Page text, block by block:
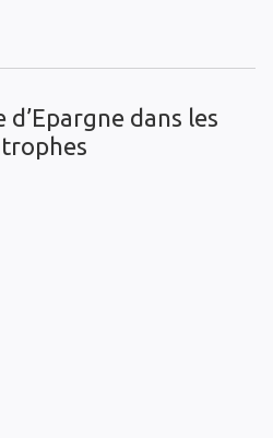
d’Epargne dans les